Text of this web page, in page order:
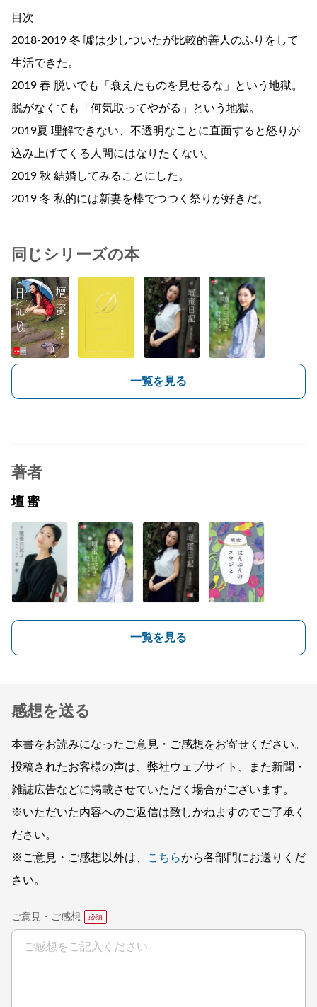
目次
2018-2019 冬 噓は少しついたが比較的善人のふりをして
生活できた。
2019 春 脱いでも「衰えたものを見せるな」という地獄。
脱がなくても「何気取ってやがる」という地獄。
2019夏 理解できない、不透明なことに直面すると怒りが
込み上げてくる人間にはなりたくない。
2019 秋 結婚してみることにした。
2019 冬 私的には新妻を棒でつつく祭りが好きだ。
同じシリーズの本
一覧を見る
著者
壇 蜜
一覧を見る
感想を送る
本書をお読みになったご意見・ご感想をお寄せください。
投稿されたお客様の声は、弊社ウェブサイト、また新聞・
雑誌広告などに掲載させていただく場合がございます。
※いただいた内容へのご返信は致しかねますのでご了承く
ださい。
※ご意見・ご感想以外は、
こちらから各部門にお送りくだ
さい。
ご意見・ご感想